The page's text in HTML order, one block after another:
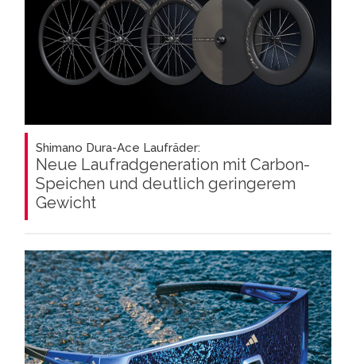
Shimano Dura-Ace Laufräder:
Neue Laufradgeneration mit Carbon-
Speichen und deutlich geringerem
Gewicht